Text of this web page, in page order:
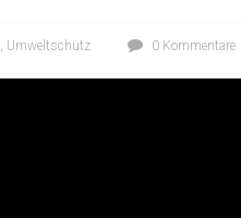
, Umweltschutz 0 Kommentare